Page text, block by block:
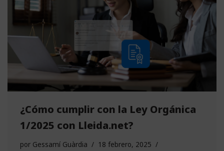
¿Cómo cumplir con la Ley Orgánica
1/2025 con Lleida.net?
por Gessamí Guàrdia
18 febrero, 2025